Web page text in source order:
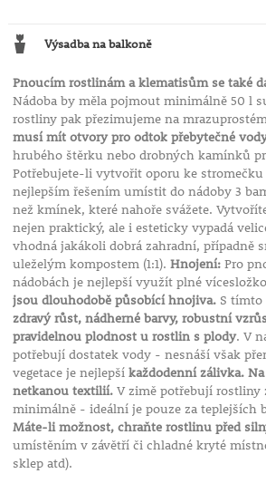
Výsadba na balkoně
Pnoucím rostlinám a klematisům se také
Nádoba by měla pojmout minimálně 50 l
rostliny pak přezimujeme na
musí mít otvory pro odtok přebytečné
hrubého štěrku nebo drobných kamínků
Potřebujete-li vytvořit oporu ke stromečku
nejlepším řešením umístit do nádoby 3
než kmínek, které nahoře svážete.
nejen praktický, ale i esteticky vypadá
vhodná jakákoli dobrá zahradní, případně
uleželým kompostem (1:1). Hnojení:Pro
nádobách je nejlepší využít plné
jsou dlouhodobě působící hnojiva.S tímto
zdravý růst, nádherné barvy, robustní
pravidelnou plodnost u rostlin s plody. V
potřebují dostatek vody - nesnáší však
vegetace je nejlepší každodenní zálivka.
netkanou textilií.V zimě potřebují rostliny
minimálně - ideální je pouze za teplejších
Máte-li možnost, chraňte rostlinu před
umístěním v závětří či chladné kryté
sklep atd).